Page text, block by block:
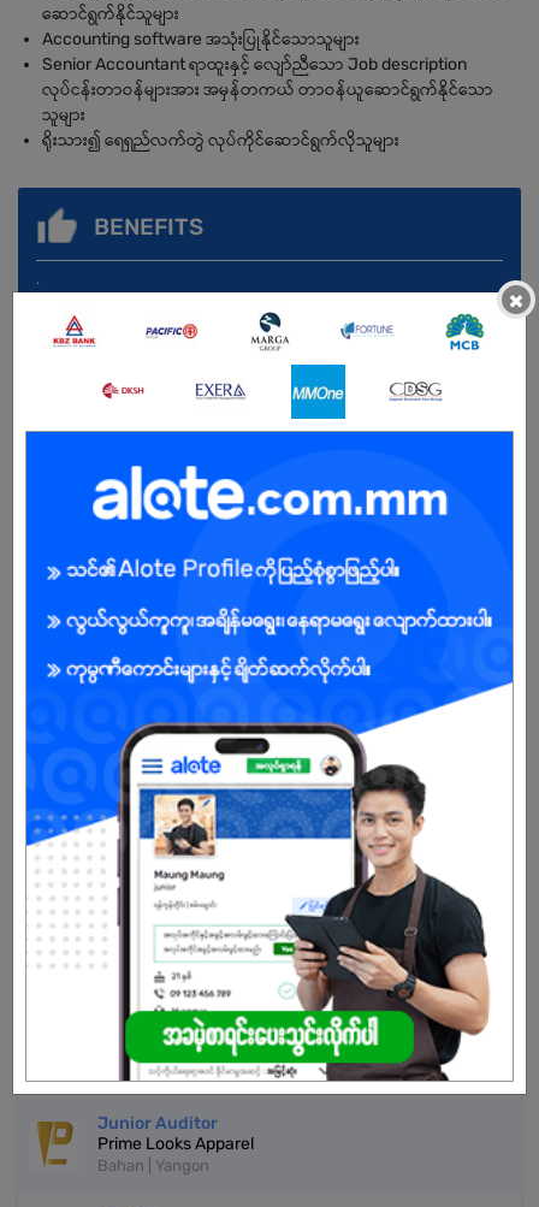
ဆောင်ရွက်နိုင်သူများ
Accounting software အသုံးပြုနိုင်သောသူများ
Senior Accountant ရာထူးနှင့် လျော်ညီသော Job description
လုပ်ငန်းတာဝန်များအား အမှန်တကယ် တာဝန်ယူဆောင်ရွက်နိုင်သော
သူများ
ရိုးသား၍ ရေရှည်လက်တွဲ လုပ်ကိုင်ဆောင်ရွက်လိုသူများ
BENEFITS
.
Male/Female
Already Expired
Don't have an account?
More Similar Jobs
Senior Accountant (Female)
KUBUS Design & SNI Company Ltd
Bahan | Yangon
Junior Auditor
Prime Looks Apparel
Bahan | Yangon
×